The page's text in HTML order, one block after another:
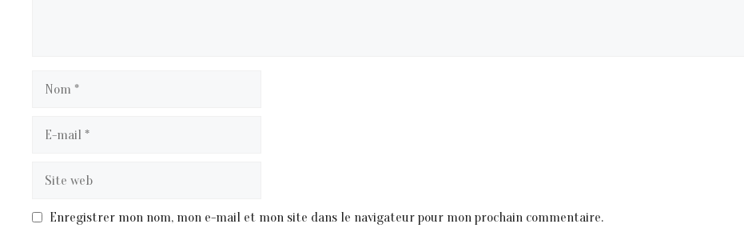
Enregistrer mon nom, mon e-mail et mon site dans le navigateur pour mon prochain commentaire.